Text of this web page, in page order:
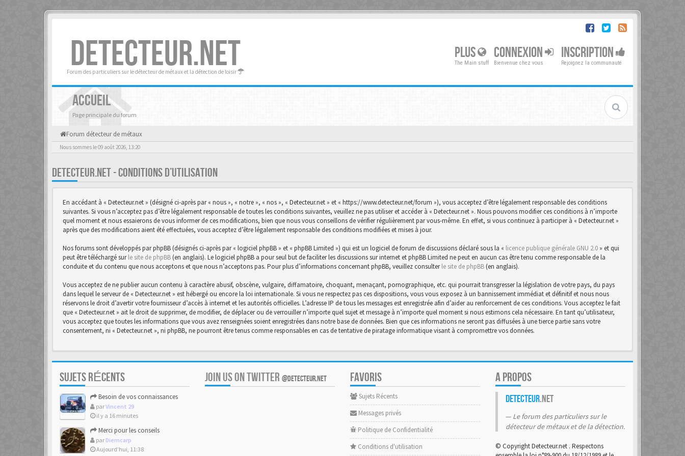
DETECTEUR.NET
Forum des particuliers sur le détecteur de métaux et la détection de loisir
PLUS
The Main stuff
CONNEXION
Bienvenue chez vous
INSCRIPTION
Rejoignez la communauté
ACCUEIL
Page principale du forum
Forum détecteur de métaux
Nous sommes le 09 août 2026, 13:20
DETECTEUR.NET - CONDITIONS D’UTILISATION
En accédant à « Detecteur.net » (désigné ci-après par « nous », « notre », « nos », « Detecteur.net » et « https://www.detecteur.net/forum »), vous acceptez d’être légalement responsable des conditions
suivantes. Si vous n’acceptez pas d’être légalement responsable de toutes les conditions suivantes, veuillez ne pas utiliser et accéder à « Detecteur.net ». Nous pouvons modifier ces conditions à n’importe
quel moment et nous essaierons de vous informer de ces modifications, bien que nous vous conseillons de vérifier régulièrement par vous-même. En effet, si vous continuez à participer à « Detecteur.net »
après que des modifications aient été effectuées, vous acceptez d’être légalement responsable des conditions modifiées et mises à jour.
Nos forums sont développés par phpBB (désignés ci-après par « logiciel phpBB » et « phpBB Limited ») qui est un logiciel de forum de discussions déclaré sous la « licence publique générale GNU 2.0 » et qui
peut être téléchargé surle site de phpBB (en anglais). Le logiciel phpBB a pour seul but de faciliter les discussions sur internet et phpBB Limited ne peut en aucun cas être tenu comme responsable de la
conduite et du contenu que nous acceptons et que nous n’acceptons pas. Pour plus d’informations concernant phpBB, veuillez consulterle site de phpBB (en anglais).
Vous acceptez de ne publier aucun contenu à caractère abusif, obscène, vulgaire, diffamatoire, choquant, menaçant, pornographique, etc. qui pourrait transgresser la législation de votre pays, du pays
dans lequel le serveur de « Detecteur.net » est hébergé ou encore la loi internationale. Si vous ne respectez pas ces dispositions, vous vous exposez à un bannissement immédiat et définitif et nous nous
réservons le droit d’avertir votre fournisseur d’accès à internet et les autorités officielles. L’adresse IP de tous les messages est enregistrée afin d’aider au renforcement de ces conditions. Vous acceptez le fait
que « Detecteur.net » ait le droit de supprimer, de modifier, de déplacer ou de verrouiller n’importe quel sujet et message à n’importe quel moment si nous estimons cela nécessaire. En tant qu’utilisateur,
vous acceptez que toutes les informations que vous avez renseignées soient enregistrées dans notre base de données. Bien que ces informations ne seront pas diffusées à une tierce partie sans votre
consentement, ni « Detecteur.net », ni phpBB, ne pourront être tenus comme responsables en cas de tentative de piratage informatique visant à compromettre vos données.
SUJETS RÉCENTS
Besoin de vos connaissances
parVincent 29
il y a 16 minutes
Merci pour les conseils
par Diemcarp
Aujourd’hui, 11:38
JOIN US ON TWITTER @DETECTEUR.NET FAVORIS
Sujets Récents
Messages privés
Politique de Confidentialité
Conditions d'utilisation
A PROPOS
Detecteur.net
Le forum des particuliers sur le
détecteur de métaux et de la détection.
© Copyright Detecteur.net . Respectons